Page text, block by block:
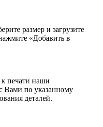
размер и загрузите
«Добавить в
к печати наши
Вами по указанному
деталей.